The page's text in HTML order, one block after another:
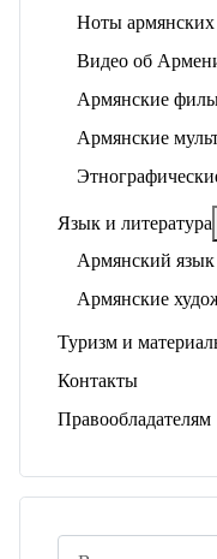
Ноты
Видео об
Армянские
Армянские
Язык и литература
Армянский язык
Армянские
Туризм и
Контакты
Правообладателям